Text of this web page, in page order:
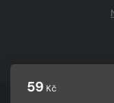
59 Kč